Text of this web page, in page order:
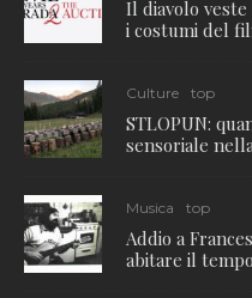
Il diavolo veste
i costumi del
Culture top
STLOPUN:
sensoriale
Musica top
Addio a
abitare il tempo